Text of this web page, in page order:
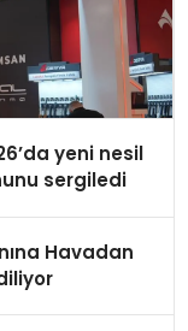
yeni nesil
sergiledi
Havadan